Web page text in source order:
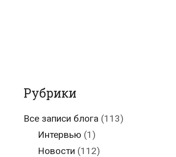
Рубрики
Все записи блога (113)
Интервью (1)
Новости (112)